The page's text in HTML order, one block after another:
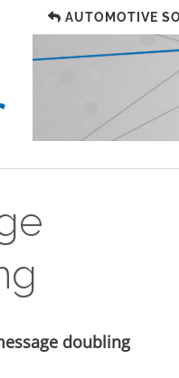
AUTOMOTIVE
doubling